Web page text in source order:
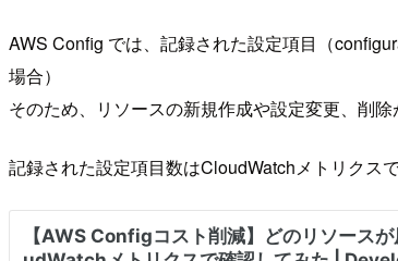
AWS Config では、記録された設定項目（
場合）
そのため、リソースの新規作成や設定変更、削
記録された設定項目数はCloudWatchメトリクス